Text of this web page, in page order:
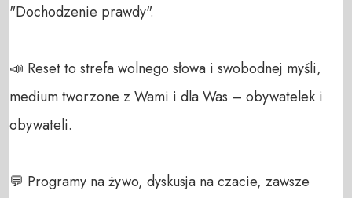
"Dochodzenie prawdy".
📣 Reset to strefa wolnego słowa i swobodnej myśli,
medium tworzone z Wami i dla Was – obywatelek i
obywateli.
💬 Programy na żywo, dyskusja na czacie, zawsze